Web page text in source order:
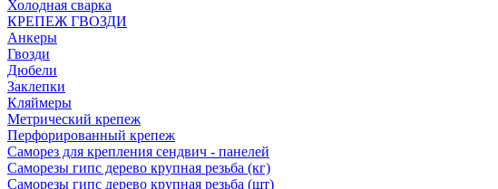
Холодная сварка
КРЕПЕЖ ГВОЗДИ
Анкеры
Гвозди
Дюбели
Заклепки
Кляймеры
Метрический крепеж
Перфорированный крепеж
Саморез для крепления сендвич - панелей
Саморезы гипс дерево крупная резьба (кг)
Саморезы гипс дерево крупная резьба (шт)